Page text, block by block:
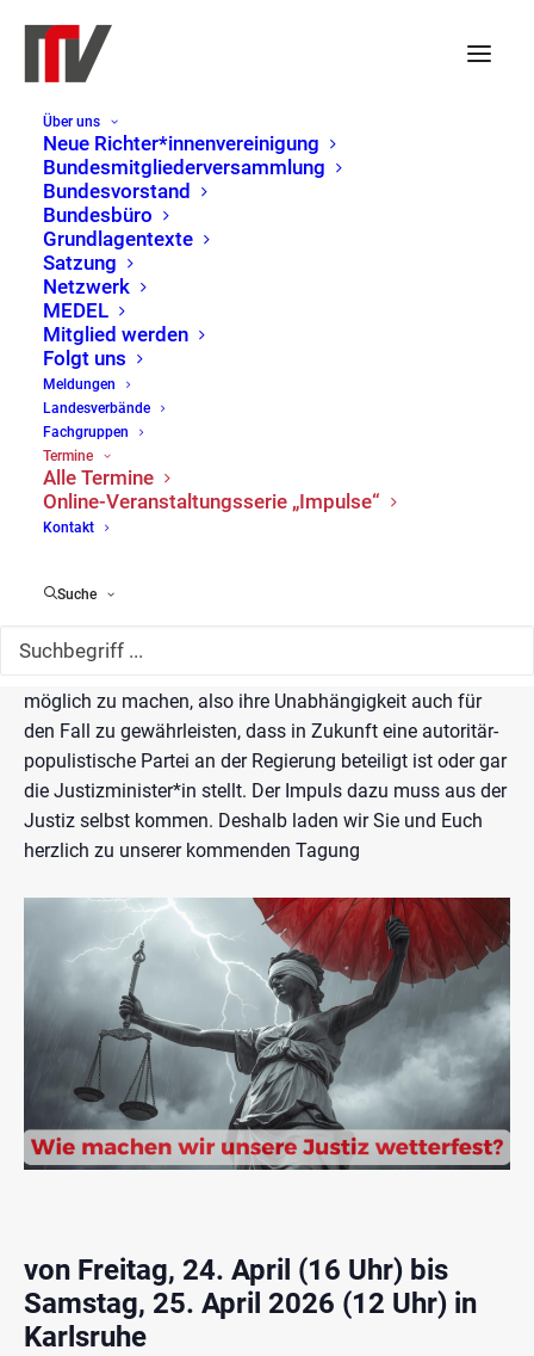
Über uns
Neue Richter*innenvereinigung
Bundesmitgliederversammlung
Bundesvorstand
Bundesbüro
Grundlagentexte
Satzung
Netzwerk
MEDEL
Mitglied werden
Folgt uns
Meldungen
Landesverbände
Fachgruppen
Termine
Alle Termine
Online-Veranstaltungsserie „Impulse“
Kontakt
Suche
« Alle Veranstaltungen
Diese Veranstaltung hat bereits stattgefunden.
NRV-Thementreffen: Wie
machen wir unsere Justiz
wetterfest?
24. April | 16:00-
Legislaturperiode die letzte sein könnte, in der
Mehrheit im Landtag haben. Umso dringender muss diese
möglich zu machen, also ihre Unabhängigkeit auch für
den Fall zu gewährleisten, dass in Zukunft eine autoritär-
populistische Partei an der Regierung beteiligt ist oder gar
die Justizminister*in stellt. Der Impuls dazu muss aus der
Justiz selbst kommen. Deshalb laden wir Sie und Euch
herzlich zu unserer kommenden Tagung
von Freitag, 24. April (16 Uhr) bis
Samstag, 25. April 2026 (12 Uhr) in
Karlsruhe